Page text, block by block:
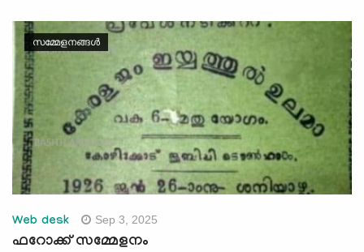
സമ്മേളനങ്ങൾ
Web desk Sep 3, 2025
ഫറോക്ക് സമ്മേളനം